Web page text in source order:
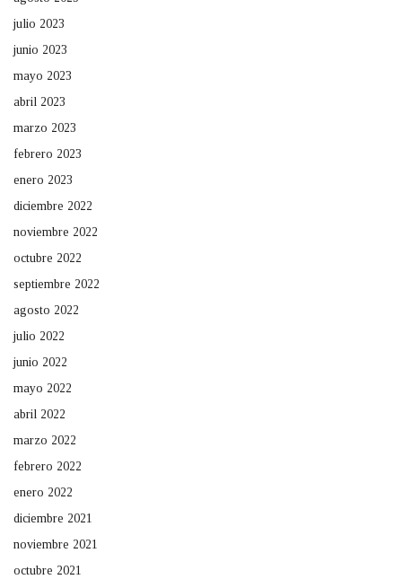
julio 2023
junio 2023
mayo 2023
abril 2023
marzo 2023
febrero 2023
enero 2023
diciembre 2022
noviembre 2022
octubre 2022
septiembre 2022
agosto 2022
julio 2022
junio 2022
mayo 2022
abril 2022
marzo 2022
febrero 2022
enero 2022
diciembre 2021
noviembre 2021
octubre 2021